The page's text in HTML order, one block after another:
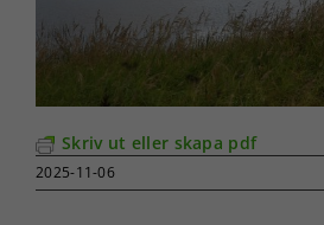
Skriv ut eller skapa pdf
2025-11-06